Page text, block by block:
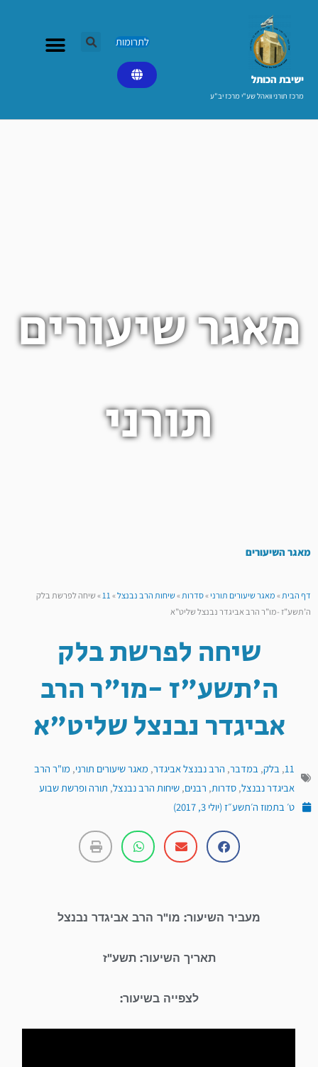
ישיבת הכותל​
מרכז תורני וואהל שע"י מרכז יב"ע
לתרומות
מאגר שיעורים
תורני
מאגר השיעורים
דף הבית»מאגר שיעורים תורני»סדרות»שיחות הרב נבנצל»
11
»שיחה לפרשת בלק
ה’תשע”ז -מו”ר הרב אביגדר נבנצל שליט”א
שיחה לפרשת בלק
ה'תשע"ז -מו"ר הרב
אביגדר נבנצל שליט"א
11
, בלק, במדבר, הרב נבנצל אביגדר, מאגר שיעורים תורני, מו"ר הרב
אביגדר נבנצל, סדרות, רבנים, שיחות הרב נבנצל, תורה ופרשת שבוע
ט׳ בתמוז ה׳תשע״ז (יולי 3, 2017)
מעביר השיעור: מו"ר הרב אביגדר נבנצל
תאריך השיעור: תשע"ז
לצפייה בשיעור: